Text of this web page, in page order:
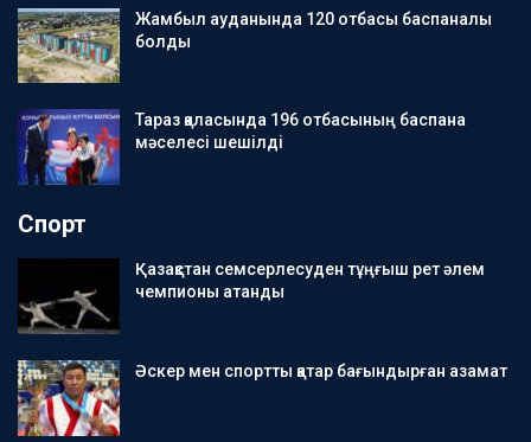
Жамбыл ауданында 120 отбасы баспаналы
болды
Тараз қаласында 196 отбасының баспана
мәселесі шешілді
Спорт
Қазақстан семсерлесуден тұңғыш рет әлем
чемпионы атанды
Әскер мен спортты қатар бағындырған азамат